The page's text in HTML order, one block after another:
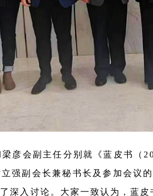
彦会副主任分别就《蓝皮书（
强副会长兼秘书长及参加会议
深入讨论。大家一致认为，蓝